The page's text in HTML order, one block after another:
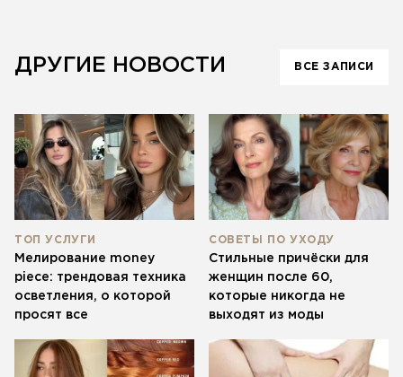
ДРУГИЕ НОВОСТИ ВСЕ ЗАПИСИ
ТОП УСЛУГИ
Мелирование money
piece: трендовая техника
осветления, о которой
просят все
СОВЕТЫ ПО УХОДУ
Стильные причёски для
женщин после 60,
которые никогда не
выходят из моды